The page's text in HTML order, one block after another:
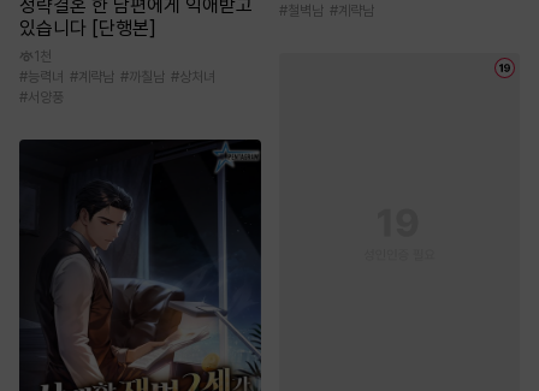
정략결혼 한 남편에게 익애받고
있습니다 [단행본]
1천
#능력녀 # 계략남 #까칠남 #상처녀
#서양풍
#철벽남 #계략남